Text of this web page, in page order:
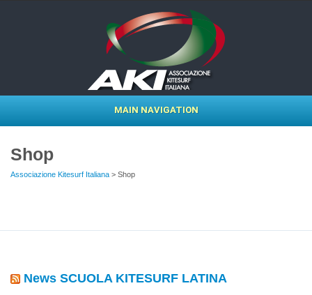
MAIN NAVIGATION
Shop
Associazione Kitesurf Italiana > Shop
News SCUOLA KITESURF LATINA